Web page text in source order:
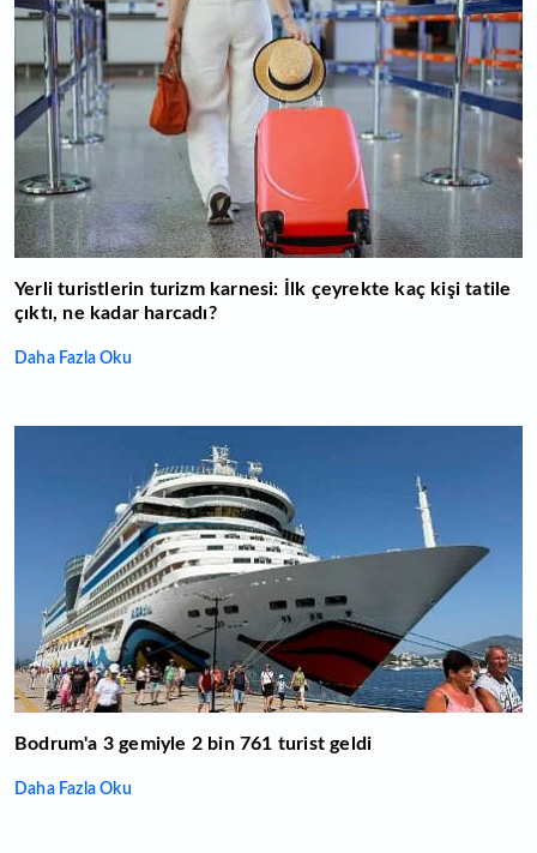
Yerli turistlerin turizm karnesi: İlk çeyrekte kaç kişi tatile
çıktı, ne kadar harcadı?
Daha Fazla Oku
Bodrum'a 3 gemiyle 2 bin 761 turist geldi
Daha Fazla Oku